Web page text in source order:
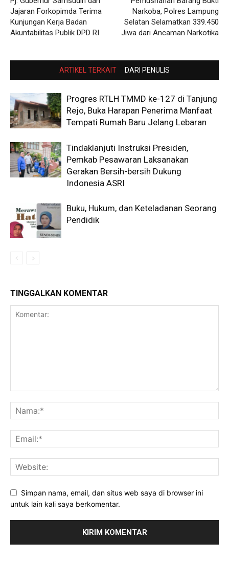
Jajaran Forkopimda Terima
Kunjungan Kerja Badan
Akuntabilitas Publik DPD RI
Narkoba, Polres Lampung
Selatan Selamatkan 339.450
Jiwa dari Ancaman Narkotika
ARTIKEL TERKAIT DARI PENULIS
Progres RTLH TMMD ke-127 di Tanjung
Rejo, Buka Harapan Penerima Manfaat
Tempati Rumah Baru Jelang Lebaran
Tindaklanjuti Instruksi Presiden,
Pemkab Pesawaran Laksanakan
Gerakan Bersih-bersih Dukung
Indonesia ASRI
Buku, Hukum, dan Keteladanan Seorang
Pendidik
TINGGALKAN KOMENTAR
Simpan nama, email, dan situs web saya di browser ini
untuk lain kali saya berkomentar.